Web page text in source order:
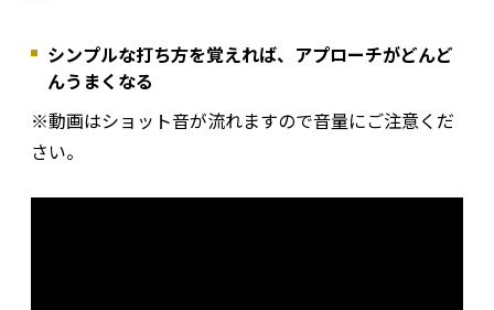
シンプルな打ち方を覚えれば、アプローチがどんど
んうまくなる
※動画はショット音が流れますので音量にご注意くだ
さい。